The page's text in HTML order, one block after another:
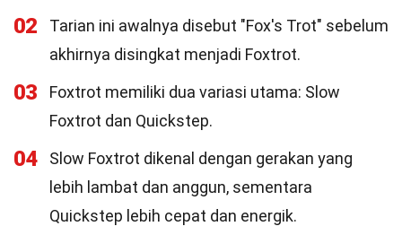
02
Tarian ini awalnya disebut "Fox's Trot" sebelum
akhirnya disingkat menjadi Foxtrot.
03
Foxtrot memiliki dua variasi utama: Slow
Foxtrot dan Quickstep.
04
Slow Foxtrot dikenal dengan gerakan yang
lebih lambat dan anggun, sementara
Quickstep lebih cepat dan energik.